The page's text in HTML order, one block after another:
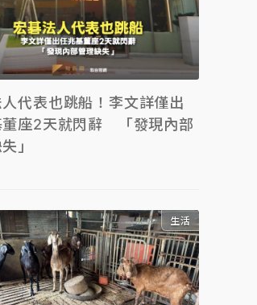
代表也跳船！李文詳僅出
董座2天就閃辭 「發現內部
」
生活